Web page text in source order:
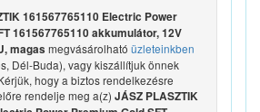
161567765110 Electric Power
161567765110 akkumulátor, 12V
magas megvásárolható üzleteinkben
Dél-Buda), vagy kiszállítjuk önnek
hogy a biztos rendelkezésre
rendelje meg a(z) JÁSZ PLASZTIK